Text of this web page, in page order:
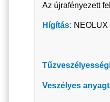
Az újrafényezett
Hígítás: NEOLUX
Veszélyes